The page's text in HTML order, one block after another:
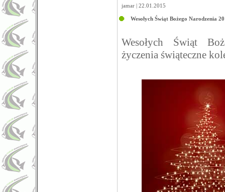
jamar | 22.01.2015
Wesołych Świąt Bożego Narodzenia
Wesołych Świąt
życzenia świąteczne